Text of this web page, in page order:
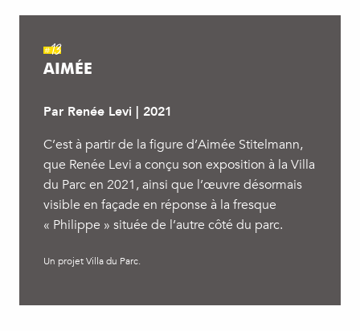
#13
AIMÉE
Par Renée Levi | 2021
C’est à partir de la figure d’Aimée Stitelmann,
que Renée Levi a conçu son exposition à la Villa
du Parc en 2021, ainsi que l’œuvre désormais
visible en façade en réponse à la fresque
« Philippe » située de l’autre côté du parc.
Un projet Villa du Parc.